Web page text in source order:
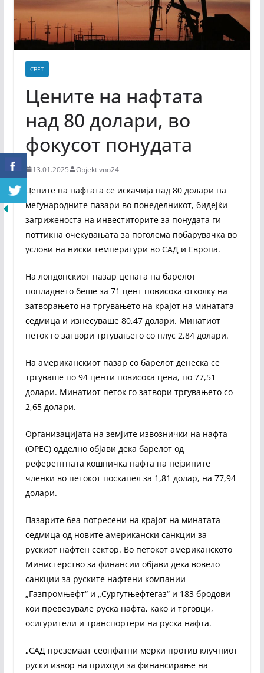
СВЕТ
Цените на нафтата
над 80 долари, во
фокусот понудата
13.01.2025 Objektivno24
Цените на нафтата се искачија над 80 долари на
меѓународните пазари во понеделникот, бидејќи
загриженоста на инвеститорите за понудата ги
поттикна очекувањата за поголема побарувачка во
услови на ниски температури во САД и Европа.
На лондонскиот пазар цената на барелот
попладнето беше за 71 цент повисока отколку на
затворањето на тргувањето на крајот на минатата
седмица и изнесуваше 80,47 долари. Минатиот
петок го затвори тргувањето со плус 2,84 долари.
На американскиот пазар со барелот денеска се
тргуваше по 94 центи повисока цена, по 77,51
долари. Минатиот петок го затвори тргувањето со
2,65 долари.
Организацијата на земјите извознички на нафта
(OPEC) одделно објави дека барелот од
референтната кошничка нафта на нејзините
членки во петокот поскапел за 1,81 долар, на 77,94
долари.
Пазарите беа потресени на крајот на минатата
седмица од новите американски санкции за
рускиот нафтен сектор. Во петокот американското
Министерство за финансии објави дека вовело
санкции за руските нафтени компании
„Газпромњефт“ и „Сургутњефтегаз“ и 183 бродови
кои превезувале руска нафта, како и трговци,
осигурители и транспортери на руска нафта.
„САД преземаат сеопфатни мерки против клучниот
руски извор на приходи за финансирање на